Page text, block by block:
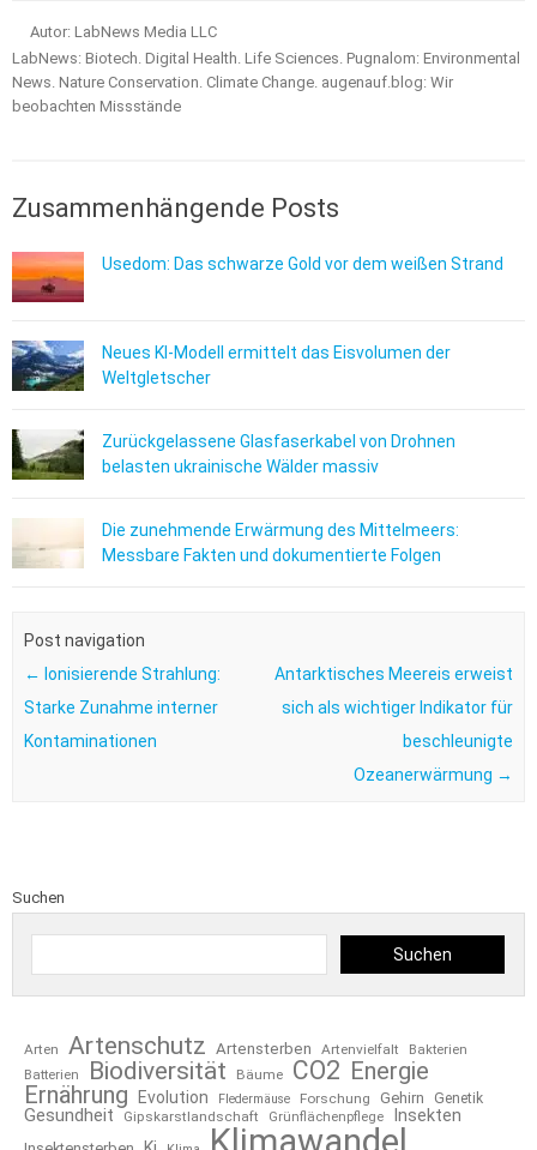
Autor: LabNews Media LLC
LabNews: Biotech. Digital Health. Life Sciences. Pugnalom: Environmental
News. Nature Conservation. Climate Change. augenauf.blog: Wir
beobachten Missstände
Zusammenhängende Posts
Usedom: Das schwarze Gold vor dem weißen Strand
Neues KI-Modell ermittelt das Eisvolumen der
Weltgletscher
Zurückgelassene Glasfaserkabel von Drohnen
belasten ukrainische Wälder massiv
Die zunehmende Erwärmung des Mittelmeers:
Messbare Fakten und dokumentierte Folgen
Post navigation
← Ionisierende Strahlung:
Starke Zunahme interner
Kontaminationen
Antarktisches Meereis erweist
sich als wichtiger Indikator für
beschleunigte
Ozeanerwärmung →
Suchen
Suchen
Arten Artenschutz Artensterben Artenvielfalt
Bakterien
Batterien
Biodiversität Bäume CO2 Energie
Ernährung
Evolution Fledermäuse Forschung Gehirn Genetik
Gesundheit Gipskarstlandschaft Grünflächenpflege Insekten
Klimawandel